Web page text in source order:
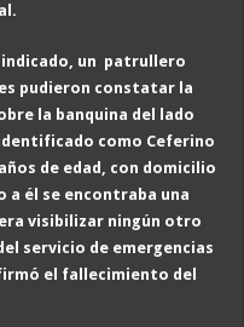
.
un patrullero
pudieron constatar la
la banquina del lado
como Ceferino
años de edad , con domicilio
a él se encontraba una
visibilizar ningún otro
servicio de emergencias
el fallecimiento del